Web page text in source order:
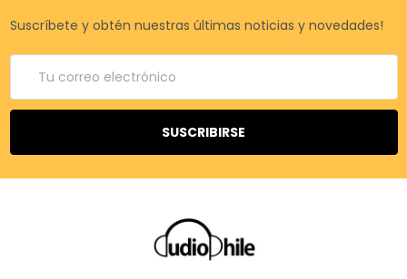
Suscríbete y obtén nuestras últimas noticias y novedades!
electrónico